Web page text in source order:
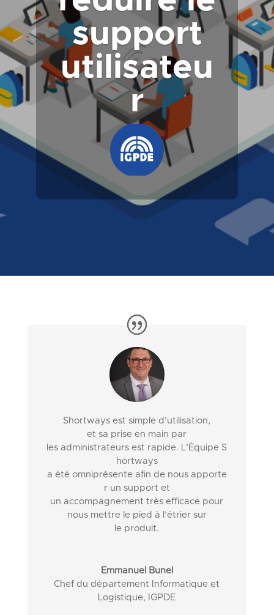
support
utilisateu
r
Shortwaysest simple d’utilisation,
et sa prise en main par
lesadministrateurs est rapide. L’Équipe S
hortways
a été omniprésente afin de nous apporte
run support et
unaccompagnement trèsefficace pour
nous mettre le pied à l’étrier sur
le produit.
Emmanuel Bunel
Chef du département Informatique et
Logistique, IGPDE